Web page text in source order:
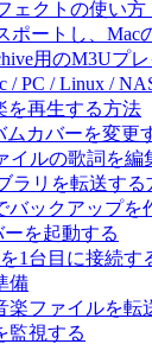
ェクトの使い
ポートし、Mac
用のM3Uプ
PC / Linux /
を再生する方法
カバーを変
イルの歌詞を編
ラリを転送す
バックアップを
を起動する
1台目に接続す
備
楽ファイルを転
監視する